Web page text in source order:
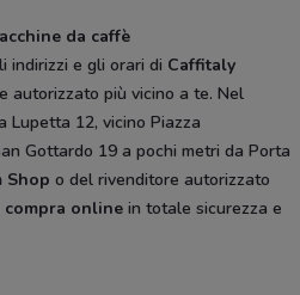
da caffè
indirizzi e gli orari di Caffitaly
autorizzato più vicino a te. Nel
Lupetta 12, vicino Piazza
Gottardo 19 a pochi metri da Porta
Shop o del rivenditore autorizzato
compra online in totale sicurezza e